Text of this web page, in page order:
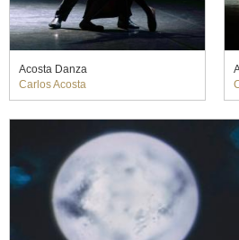
Acosta Danza
Carlos Acosta